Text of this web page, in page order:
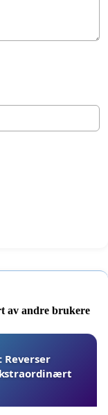
av andre brukere
Reverser